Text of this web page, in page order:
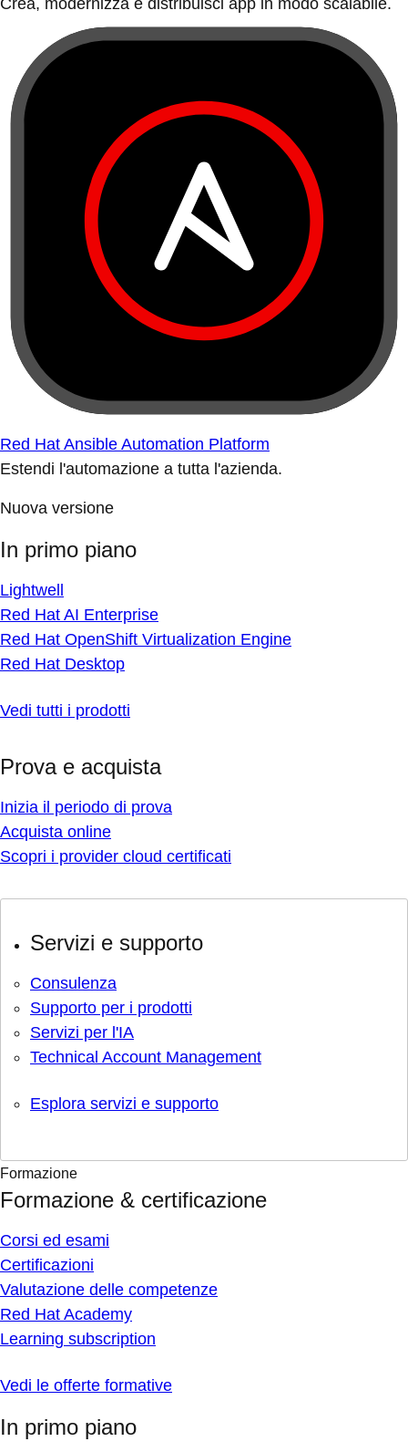
Crea, modernizza e distribuisci app in modo scalabile.
Red Hat Ansible Automation Platform
Estendi l'automazione a tutta l'azienda.
Nuova versione
In primo piano
Lightwell
Red Hat AI Enterprise
Red Hat OpenShift Virtualization Engine
Red Hat Desktop
Vedi tutti i prodotti
Prova e acquista
Inizia il periodo di prova
Acquista online
Scopri i provider cloud certificati
Servizi e supporto
Consulenza
Supporto per i prodotti
Servizi per l'IA
Technical Account Management
Esplora servizi e supporto
Formazione
Formazione & certificazione
Corsi ed esami
Certificazioni
Valutazione delle competenze
Red Hat Academy
Learning subscription
Vedi le offerte formative
In primo piano